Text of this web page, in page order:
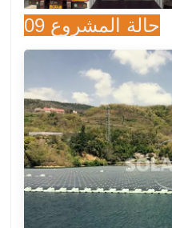
09 حالة المشروع